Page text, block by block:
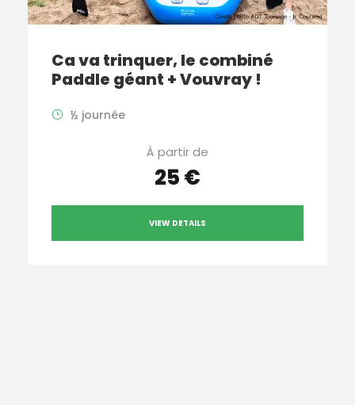
Ca va trinquer, le combiné
Paddle géant + Vouvray !
½ journée
À partir de
25 €
VIEW DETAILS